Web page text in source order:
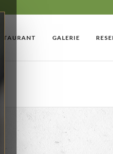
GALERIE